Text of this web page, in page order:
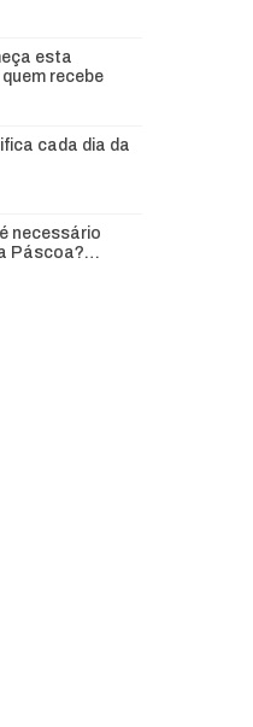
esta
recebe
cada dia da
necessário
Páscoa?…